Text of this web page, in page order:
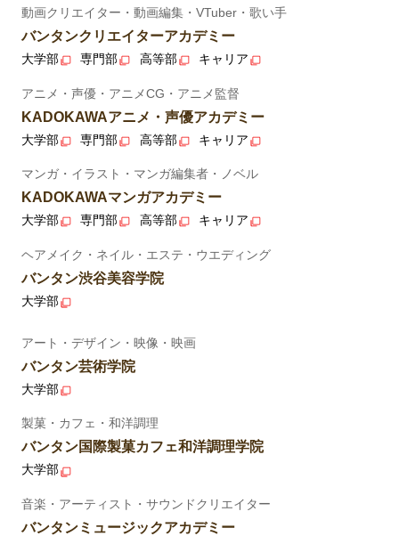
動画クリエイター・動画編集・VTuber・歌い手
バンタンクリエイターアカデミー
大学部 専門部 高等部 キャリア
アニメ・声優・アニメCG・アニメ監督
KADOKAWAアニメ・声優アカデミー
大学部 専門部 高等部 キャリア
マンガ・イラスト・マンガ編集者・ノベル
KADOKAWAマンガアカデミー
大学部 専門部 高等部 キャリア
ヘアメイク・ネイル・エステ・ウエディング
バンタン渋谷美容学院
大学部
アート・デザイン・映像・映画
バンタン芸術学院
大学部
製菓・カフェ・和洋調理
バンタン国際製菓カフェ和洋調理学院
大学部
音楽・アーティスト・サウンドクリエイター
バンタンミュージックアカデミー